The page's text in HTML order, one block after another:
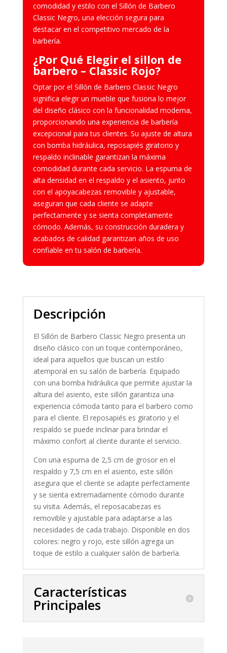
comodidad y estilo con el Sillón de Barbero
Classic Negro, una elección segura para
destacar en el competitivo mercado de la
barbería.
¿Por Qué Elegir el sillon de
barbero – Classic Rojo?
Optar por el Sillón de Barbero Classic Negro
significa elegir un mueble que fusiona lo mejor
del diseño clásico con la funcionalidad moderna,
proporcionando una experiencia de barbería
excepcional para tus clientes. Su ajuste de altura
con bomba hidráulica, reposapiés giratorio y
respaldo inclinable garantizan la máxima
comodidad durante cada servicio. La espuma de
alta densidad en el respaldo y el asiento, junto
con el apoyacabezas removible y ajustable,
aseguran que cada cliente se adapte
perfectamente y se sienta completamente
cómodo. Además, su construcción duradera y
acabados de calidad garantizan años de uso
confiable en tu salón de barbería.
Descripción
El Sillón de Barbero Classic Negro presenta un
diseño clásico con un toque contemporáneo,
ideal para aquellos que buscan un estilo
atemporal en su salón de barbería. Equipado
con una bomba hidráulica que permite ajustar la
altura del asiento, este sillón garantiza una
experiencia cómoda tanto para el barbero como
para el cliente. El reposapiés es giratorio y el
respaldo se puede inclinar para brindar el
máximo confort al cliente durante el servicio.
Con una espuma de 2,5 cm de grosor en el
respaldo y 7,5 cm en el asiento, este sillón
asegura que el cliente se adapte perfectamente
y se sienta extremadamente cómodo durante
su visita. Además, el reposacabezas es
removible y ajustable para adaptarse a las
necesidades de cada trabajo. Disponible en dos
colores: negro y rojo, este sillón agrega un
toque de estilo a cualquier salón de barbería.
Características
Principales